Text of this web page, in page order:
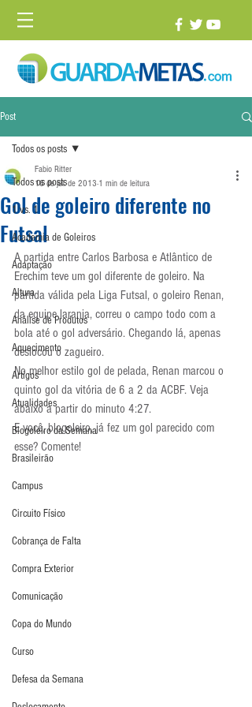
Post
Todos os posts
1 vs. 1
Academia de Goleiros
Adaptação
Altura
Análise de Produtos
Aquecimento
Artigos
Atualidades
Blogoleiro da Semana
Brasileirão
Campus
Circuito Físico
Cobrança de Falta
Compra Exterior
Comunicação
Copa do Mundo
Curso
Defesa da Semana
Todos os posts
Gol de goleiro diferente no
Futsal
Fabio Ritter
16 de jul. de 2013 1 min de leitura
A partida entre Carlos Barbosa e Atlântico de
Erechim teve um gol diferente de goleiro. Na
partida válida pela Liga Futsal, o goleiro Renan,
da equipe laranja, correu o campo todo com a
bola até o gol adversário. Chegando lá, apenas
deslocou o zagueiro.
No melhor estilo gol de pelada, Renan marcou o
quinto gol da vitória de 6 a 2 da ACBF. Veja
abaixo a partir do minuto 4:27.
E você, blogoleiro, já fez um gol parecido com
esse? Comente!